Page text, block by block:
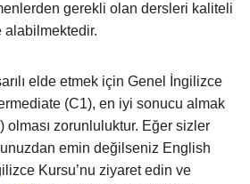
gerekli olan dersleri kaliteli
alabilmektedir.
elde etmek için Genel İngilizce
(C1), en iyi sonucu almak
olması zorunluluktur. Eğer sizler
emin değilseniz English
Kursu’nu ziyaret edin ve